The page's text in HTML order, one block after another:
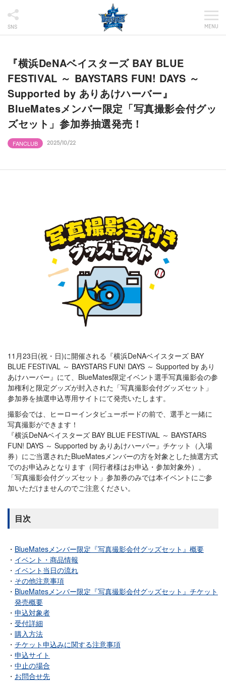
SNS MENU
『横浜DeNAベイスターズ BAY BLUE
FESTIVAL ～ BAYSTARS FUN! DAYS ～
Supported by ありあけハーバー』
BlueMatesメンバー限定「写真撮影会付グッ
ズセット」参加券抽選発売！
FANCLUB 2025/10/22
11月23日(祝・日)に開催される『横浜DeNAベイスターズ BAY
BLUE FESTIVAL ～ BAYSTARS FUN! DAYS ～ Supported by あり
あけハーバー』にて、BlueMates限定イベント選手写真撮影会の参
加権利と限定グッズが封入された「写真撮影会付グッズセット」
参加券を抽選申込専用サイトにて発売いたします。
撮影会では、ヒーローインタビューボードの前で、選手と一緒に
写真撮影ができます！
『横浜DeNAベイスターズ BAY BLUE FESTIVAL ～ BAYSTARS
FUN! DAYS ～ Supported by ありあけハーバー』チケット（入場
券）にご当選されたBlueMatesメンバーの方を対象とした抽選方式
でのお申込みとなります（同行者様はお申込・参加対象外）。
「写真撮影会付グッズセット」参加券のみでは本イベントにご参
加いただけませんのでご注意ください。
目次
BlueMatesメンバー限定『写真撮影会付グッズセット』概要
イベント・商品情報
イベント当日の流れ
その他注意事項
BlueMatesメンバー限定『写真撮影会付グッズセット』チケット
発売概要
申込対象者
受付詳細
購入方法
チケット申込みに関する注意事項
申込サイト
中止の場合
お問合せ先